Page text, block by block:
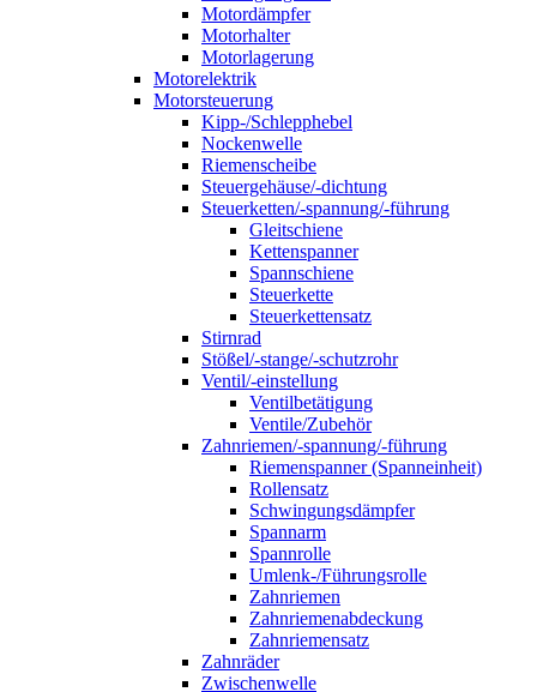
Motordämpfer
Motorhalter
Motorlagerung
Motorelektrik
Motorsteuerung
Kipp-/Schlepphebel
Nockenwelle
Riemenscheibe
Steuergehäuse/-dichtung
Steuerketten/-spannung/-führung
Gleitschiene
Kettenspanner
Spannschiene
Steuerkette
Steuerkettensatz
Stirnrad
Stößel/-stange/-schutzrohr
Ventil/-einstellung
Ventilbetätigung
Ventile/Zubehör
Zahnriemen/-spannung/-führung
Riemenspanner (Spanneinheit)
Rollensatz
Schwingungsdämpfer
Spannarm
Spannrolle
Umlenk-/Führungsrolle
Zahnriemen
Zahnriemenabdeckung
Zahnriemensatz
Zahnräder
Zwischenwelle